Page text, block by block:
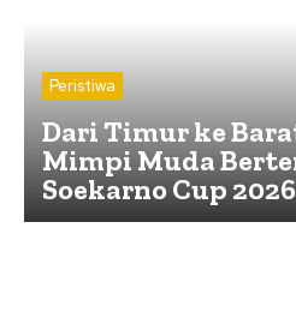
Peristiwa
Dari Timur ke
Mimpi Muda
Soekarno Cup 2026